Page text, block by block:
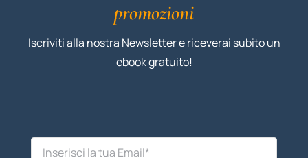
promozioni
Iscriviti alla nostra Newsletter e riceverai subito un
ebook gratuito!